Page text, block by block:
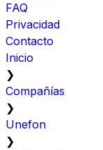
FAQ
Privacidad
Contacto
Inicio
❯
Compañías
❯
Unefon
❯